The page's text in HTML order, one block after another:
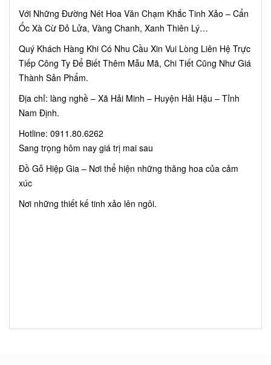
Với Những Đường Nét Hoa Văn Chạm Khắc Tinh Xảo – Cẩn
Ốc Xà Cừ Đỏ Lửa, Vàng Chanh, Xanh Thiên Lý…
Quý Khách Hàng Khi Có Nhu Cầu Xin Vui Lòng Liên Hệ Trực
Tiếp Công Ty Để Biết Thêm Mẫu Mã, Chi Tiết Cũng Như Giá
Thành Sản Phẩm.
Địa chỉ: làng nghề – Xã Hải Minh – Huyện Hải Hậu – Tỉnh
Nam Định.
Hotline: 0911.80.6262
Sang trọng hôm nay giá trị mai sau
Đồ Gỗ Hiệp Gia – Nơi thể hiện những thăng hoa của cảm
xúc
Nơi những thiết kế tinh xảo lên ngôi.